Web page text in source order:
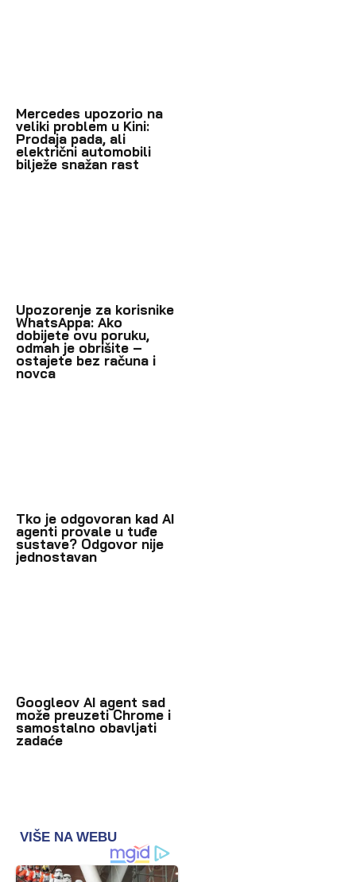
Mercedes upozorio na
veliki problem u Kini:
Prodaja pada, ali
električni automobili
bilježe snažan rast
Upozorenje za korisnike
WhatsAppa: Ako
dobijete ovu poruku,
odmah je obrišite –
ostajete bez računa i
novca
Tko je odgovoran kad AI
agenti provale u tuđe
sustave? Odgovor nije
jednostavan
Googleov AI agent sad
može preuzeti Chrome i
samostalno obavljati
zadaće